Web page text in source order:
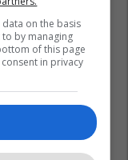
on the basis
by managing
of this page
in privacy